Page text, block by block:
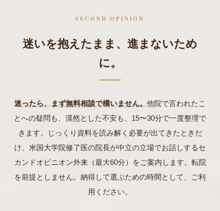
その診断に、
「もう一つの視点」を。
米国で補綴を学んだ院長が、中立の立場で治療方針
を一緒に整理します。まずは無料相談で「軽く聞い
てみる」だけでも構いません。
まずは無料相談OK／オンライン対応 紹介状なしでもご相談OK
完全予約制・個室対応 中立の立場（転院を前提としない）
SECOND OPINION
迷いを抱えたまま、進まないため
に。
迷ったら、まず無料相談で構いません。他院で言われたこ
とへの疑問も、漠然とした不安も、15〜30分で一度整理で
きます。じっくり資料を読み解く必要が出てきたときだ
け、米国大学院修了医の院長が中立の立場でお話しするセ
カンドオピニオン外来（最大60分）をご案内します。転院
を前提としません。納得して選ぶための時間として、ご利
用ください。